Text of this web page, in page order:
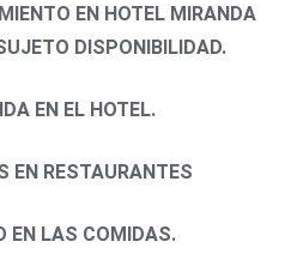
EN HOTEL MIRANDA
DISPONIBILIDAD.
EN EL HOTEL.
EN RESTAURANTES
EN LAS COMIDAS.